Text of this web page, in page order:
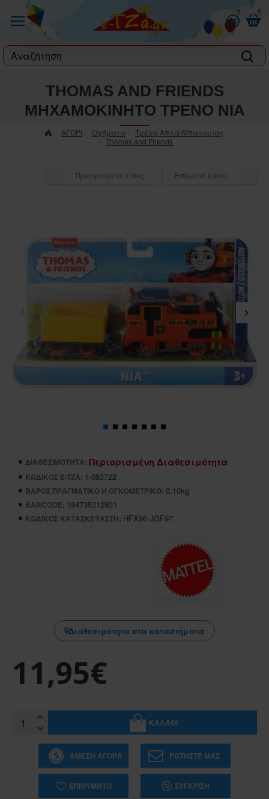
0 0
label
ΑΓΟΡΙ Οχήματα
Τρένα Απλά-Μπαταρίας
Thomas and Friends
THOMAS AND FRIENDS
MHXAMOKINHTΟ ΤΡΕΝΟ NIA
Προηγούμενο είδος Επόμενο είδος
ΔΙΑΘΕΣΙΜΌΤΗΤΑ: Περιορισμένη Διαθεσιμότητα
ΚΩΔΙΚΌΣ E-TZA: 1-083722
ΒΆΡΟΣ ΠΡΑΓΜΑΤΙΚΌ Ή ΟΓΚΟΜΕΤΡΙΚΌ: 0.10kg
BARCODE: 194735312931
ΚΩΔΙΚΌΣ ΚΑΤΑΣΚΕΥΑΣΤΉ: HFX96 JGF97
Διαθεσιμότητα στα καταστήματα
11,95€
ΚΑΛΆΘΙ
ΆΜΕΣΗ ΑΓΟΡΆ ΡΩΤΉΣΤΕ ΜΑΣ
ΕΠΙΘΥΜΗΤΌ ΣΎΓΚΡΙΣΗ